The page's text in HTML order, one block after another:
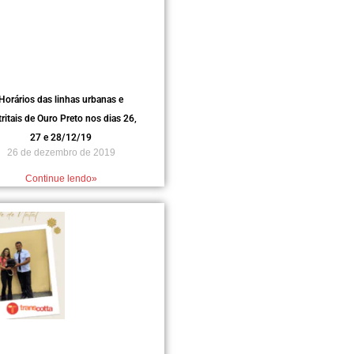
das linhas urbanas e
de Ouro Preto nos dias 26,
27 e 28/12/19
26 de dezembro de 2019
Continue lendo»